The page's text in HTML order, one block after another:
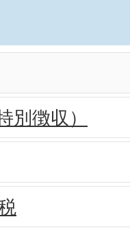
別徴収）